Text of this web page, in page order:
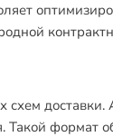
формат